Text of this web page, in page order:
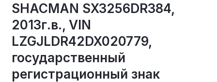
SHACMAN SX3256DR384,
2013г.в., VIN
LZGJLDR42DX020779,
государственный
регистрационный знак